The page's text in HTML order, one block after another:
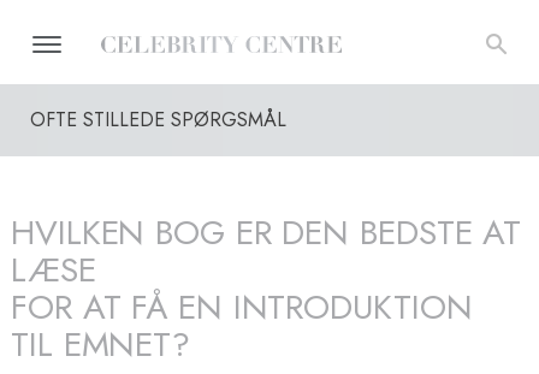
OFTE STILLEDE SPØRGSMÅL
HVILKEN BOG ER DEN BEDSTE AT
LÆSE
FOR AT FÅ EN INTRODUKTION
TIL EMNET?